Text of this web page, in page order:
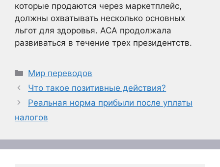
которые продаются через маркетплейс,
должны охватывать несколько основных
льгот для здоровья. ACA продолжала
развиваться в течение трех президентств.
Рубрики
Мир переводов
Что такое позитивные действия?
Реальная норма прибыли после уплаты
налогов